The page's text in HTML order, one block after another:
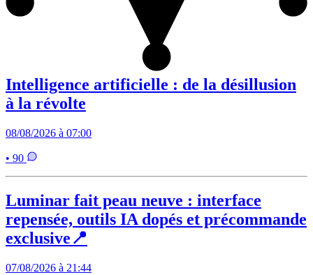
Intelligence artificielle : de la désillusion
à la révolte
08/08/2026 à 07:00
• 90
Luminar fait peau neuve : interface
repensée, outils IA dopés et précommande
exclusive📍
07/08/2026 à 21:44